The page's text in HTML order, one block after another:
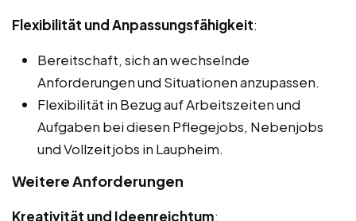
Flexibilität und Anpassungsfähigkeit:
Bereitschaft, sich an wechselnde
Anforderungen und Situationen anzupassen.
Flexibilität in Bezug auf Arbeitszeiten und
Aufgaben bei diesen Pflegejobs, Nebenjobs
und Vollzeitjobs in Laupheim.
Weitere Anforderungen
Kreativität und Ideenreichtum: